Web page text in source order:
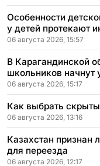
Особенности
у детей протекают
06 августа 2026, 15:57
В Карагандинской
школьников начнут
06 августа 2026, 15:17
Как выбрать
06 августа 2026, 13:16
Казахстан признан
для переезда
06 августа 2026, 12:17